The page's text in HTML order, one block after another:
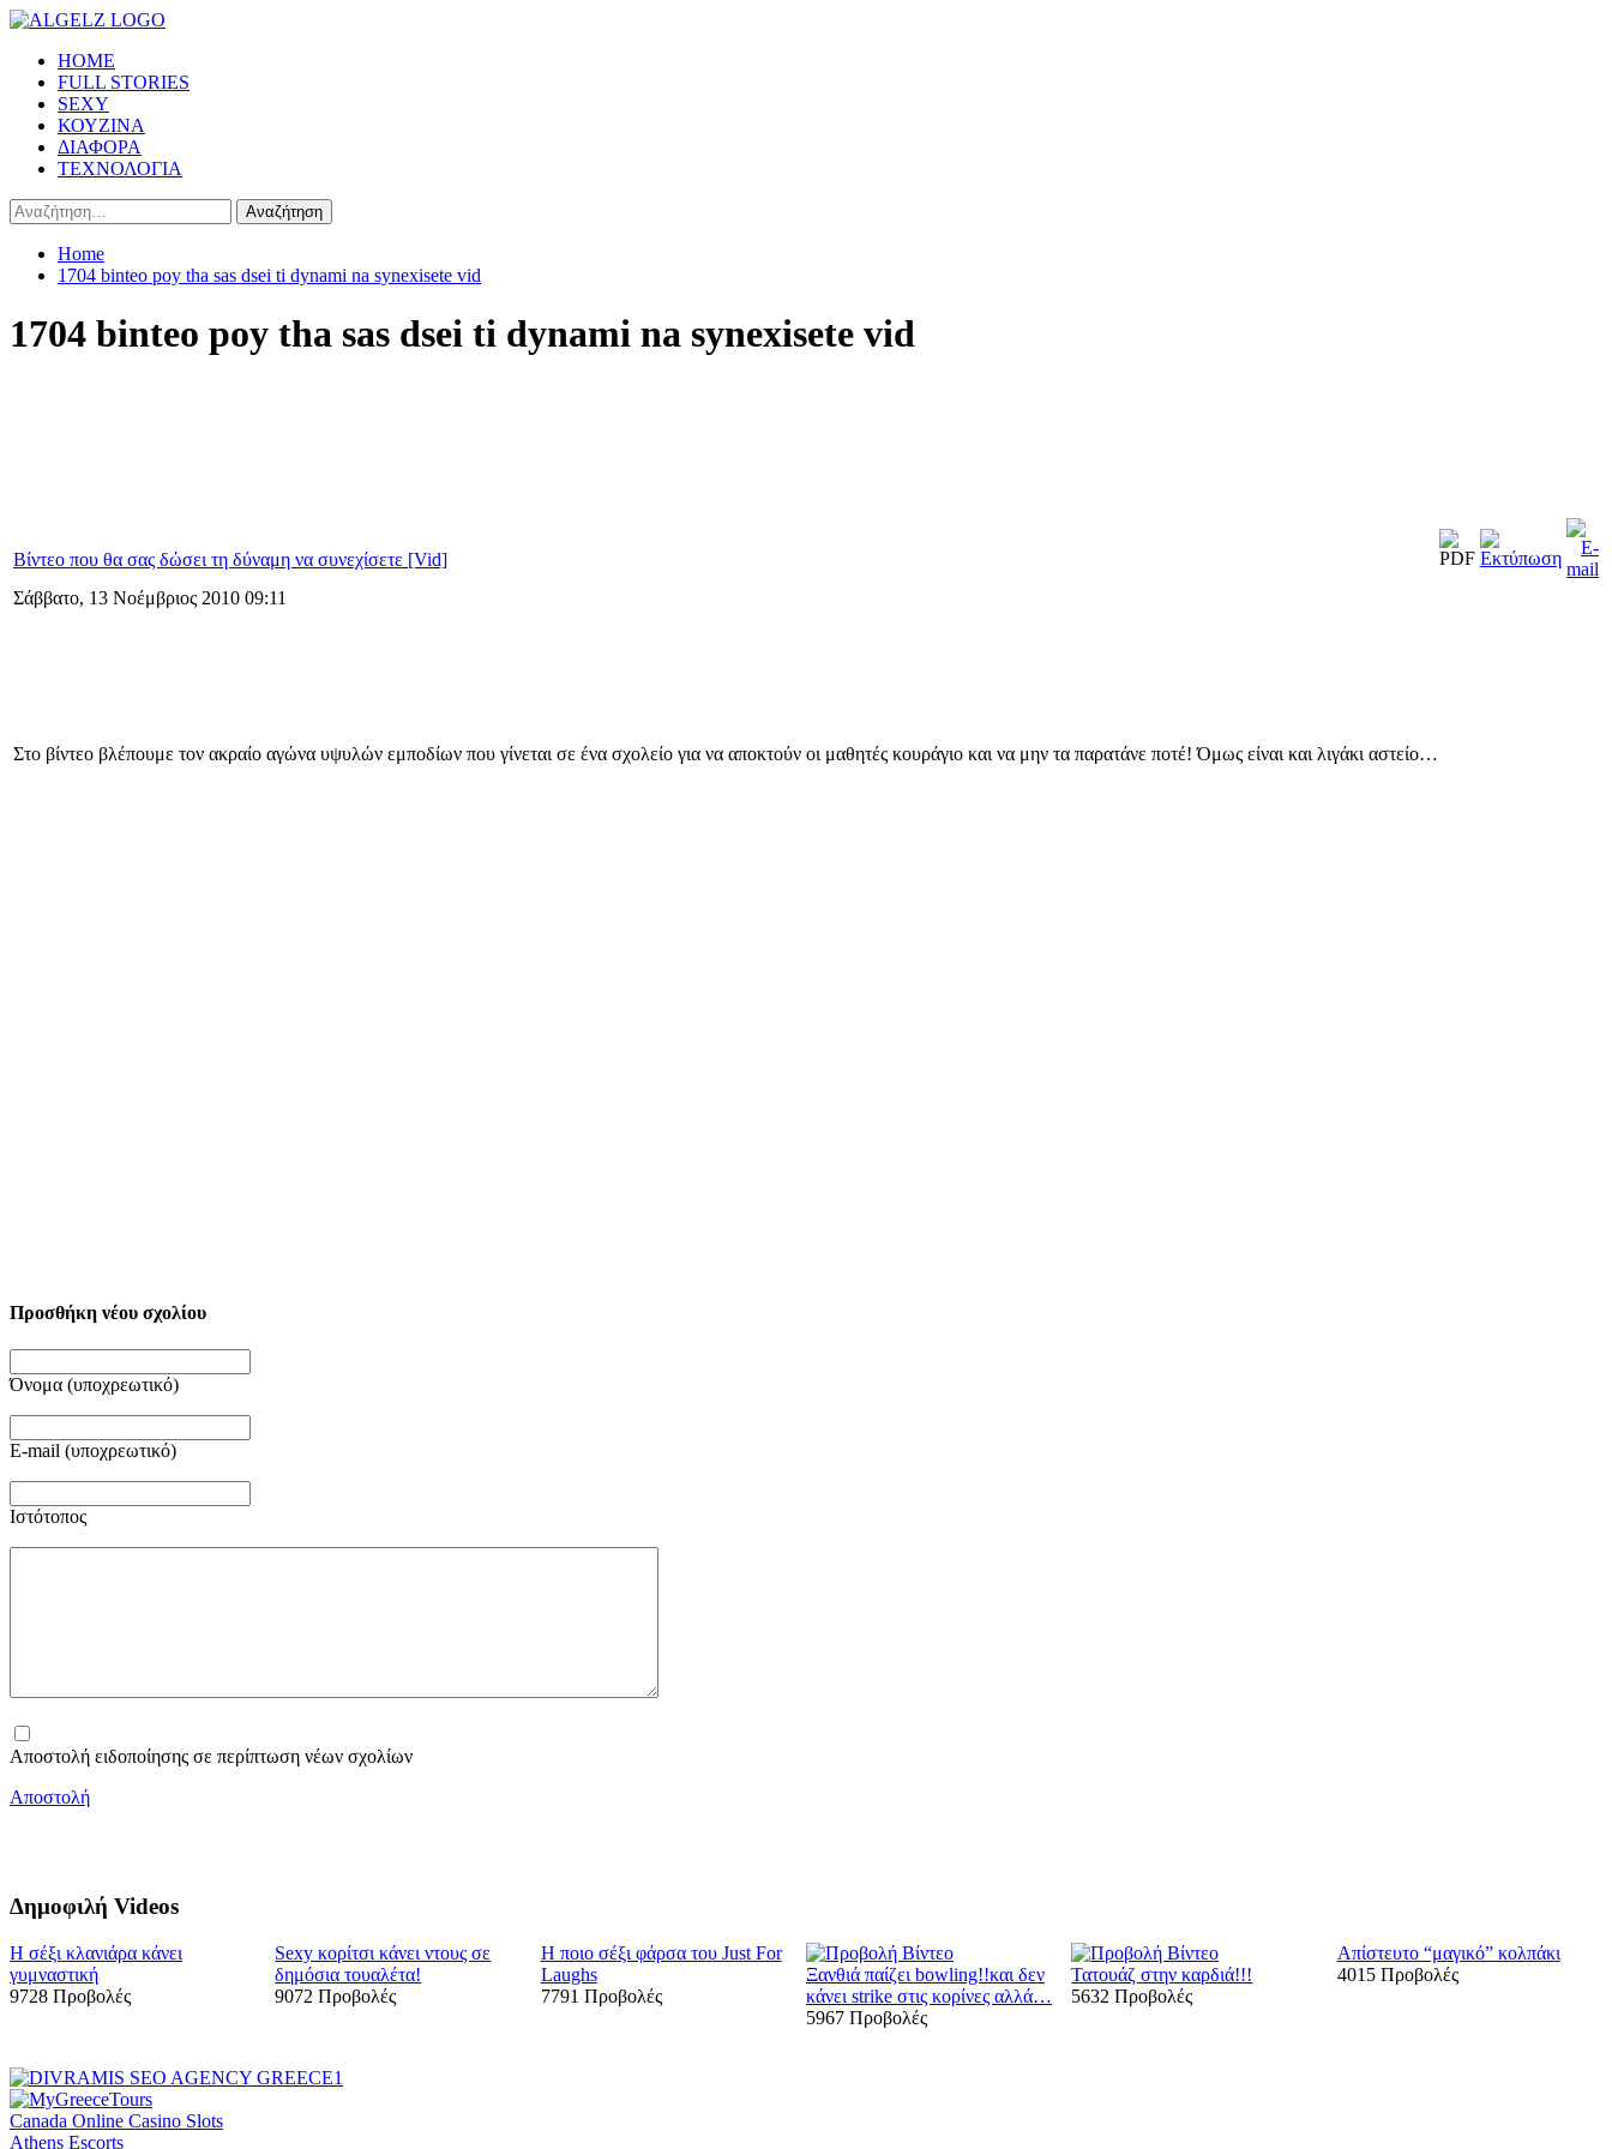
Skip
content
Primary
Menu
HOME
FULL STORIES
SEXY
ΚΟΥΖΙΝΑ
ΔΙΑΦΟΡΑ
ΤΕΧΝΟΛΟΓΙΑ
Αναζήτηση
για:
Home
1704 binteo poy tha sas dsei ti dynami na synexisete vid
1704 binteo poy tha sas dsei ti dynami na synexisete vid
Βίντεο που θα σας δώσει τη δύναμη να συνεχίσετε [Vid]
Σάββατο, 13 Νοέμβριος 2010 09:11
Στο βίντεο βλέπουμε τον ακραίο αγώνα υψυλών εμποδίων που γίνεται σε ένα σχολείο για να αποκτούν οι μαθητές κουράγιο και να μην τα παρατάνε ποτέ! Όμως είναι και λιγάκι αστείο…
Προσθήκη νέου σχολίου
Όνομα (υποχρεωτικό)
E-mail (υποχρεωτικό)
Ιστότοπος
Αποστολή ειδοποίησης σε περίπτωση νέων σχολίων
Αποστολή
Δημοφιλή Videos
Η σέξι κλανιάρα κάνει
γυμναστική
9728 Προβολές
Sexy κορίτσι κάνει ντους σε
δημόσια τουαλέτα!
9072 Προβολές
Η ποιο σέξι φάρσα του Just For
Laughs
7791 Προβολές
Ξανθιά παίζει bowling!!και δεν
κάνει strike στις κορίνες αλλά…
5967 Προβολές
Τατουάζ στην καρδιά!!!
5632 Προβολές
Απίστευτο “μαγικό” κολπάκι
4015 Προβολές
Canada Online Casino Slots
Athens Escorts